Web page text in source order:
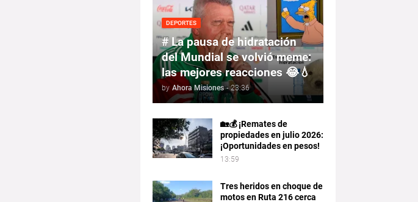
DEPORTES
# La pausa de hidratación
del Mundial se volvió meme:
las mejores reacciones 😂💧
by Ahora Misiones - 23:36
🏡💰 ¡Remates de
propiedades en julio 2026:
¡Oportunidades en pesos!
13:59
Tres heridos en choque de
motos en Ruta 216 cerca